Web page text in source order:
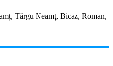
Târgu Neamț, Bicaz, Roman,